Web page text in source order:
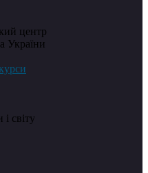
центр
України
світу